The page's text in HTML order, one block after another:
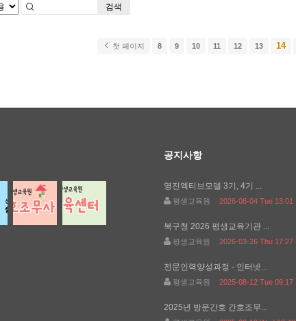
검색
첫 페이지 8 9 10 11 12 13 14
공지사항
영진엑티브모델 3기, 4기 ...
평생교육원 2026-08-04 Tue 13:01
북구청 2026 평생교육기관 ...
평생교육원 2026-03-26 Thu 17:27
전문인력양성과정 - 인터넷...
평생교육원 2025-08-12 Tue 09:17
2025년 방문간호 간호조무...